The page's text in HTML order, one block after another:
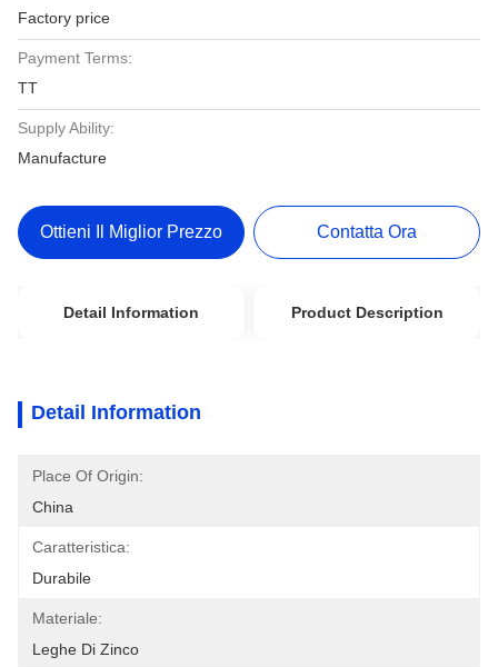
Factory price
Payment Terms:
TT
Supply Ability:
Manufacture
Ottieni Il Miglior Prezzo Contatta Ora
Detail Information Product Description
Detail Information
Place Of Origin:
China
Caratteristica:
Durabile
Materiale:
Leghe Di Zinco